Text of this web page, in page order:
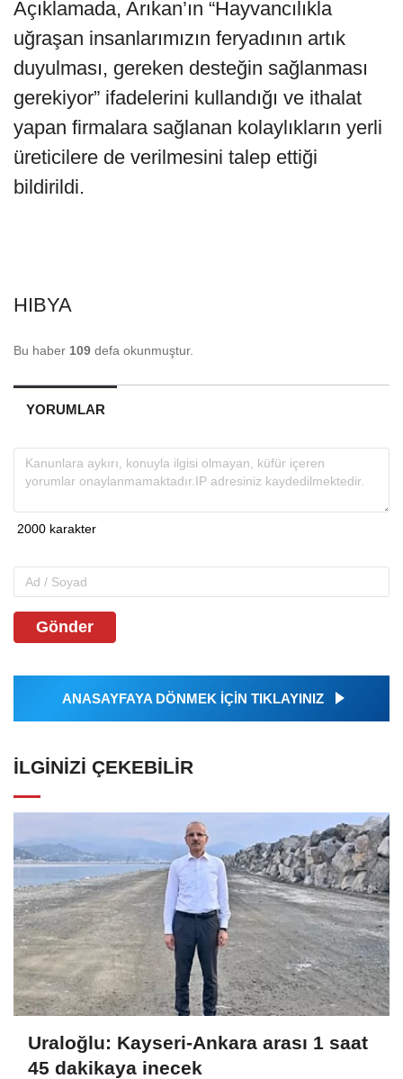
Açıklamada, Arıkan’ın “Hayvancılıkla
uğraşan insanlarımızın feryadının artık
duyulması, gereken desteğin sağlanması
gerekiyor” ifadelerini kullandığı ve ithalat
yapan firmalara sağlanan kolaylıkların yerli
üreticilere de verilmesini talep ettiği
bildirildi.
HIBYA
Bu haber 109 defa okunmuştur.
YORUMLAR
Gönder
ANASAYFAYA DÖNMEK İÇİN TIKLAYINIZ
İLGINIZI ÇEKEBILIR
Uraloğlu: Kayseri-Ankara arası 1 saat
45 dakikaya inecek